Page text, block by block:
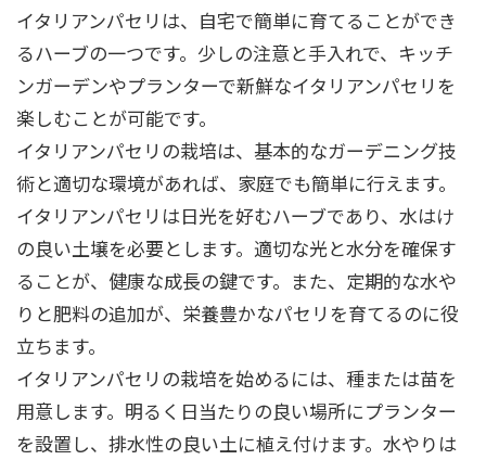
イタリアンパセリは、自宅で簡単に育てることができ
るハーブの一つです。少しの注意と手入れで、キッチ
ンガーデンやプランターで新鮮なイタリアンパセリを
楽しむことが可能です。
イタリアンパセリの栽培は、基本的なガーデニング技
術と適切な環境があれば、家庭でも簡単に行えます。
イタリアンパセリは日光を好むハーブであり、水はけ
の良い土壌を必要とします。適切な光と水分を確保す
ることが、健康な成長の鍵です。また、定期的な水や
りと肥料の追加が、栄養豊かなパセリを育てるのに役
立ちます。
イタリアンパセリの栽培を始めるには、種または苗を
用意します。明るく日当たりの良い場所にプランター
を設置し、排水性の良い土に植え付けます。水やりは